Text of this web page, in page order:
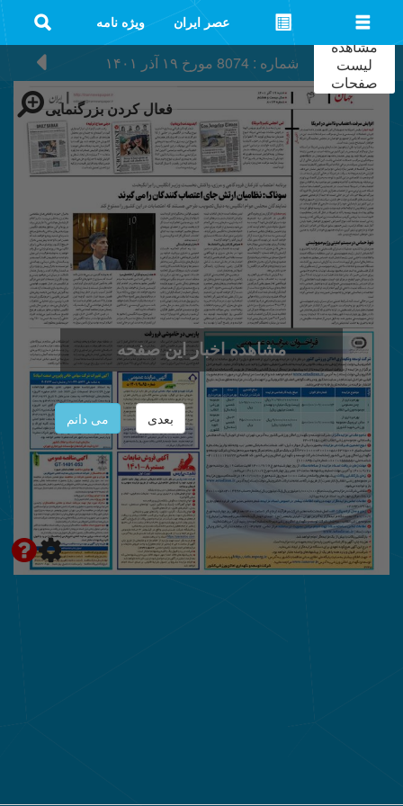
عصر ایران ویژه نامه
شماره : 8074 مورخ ۱۹ آذر ۱۴۰۱
فعال کردن بزرگنمایی
مشاهده اخبار این صفحه
مشاهده
لیست
صفحات
بعدی می دانم